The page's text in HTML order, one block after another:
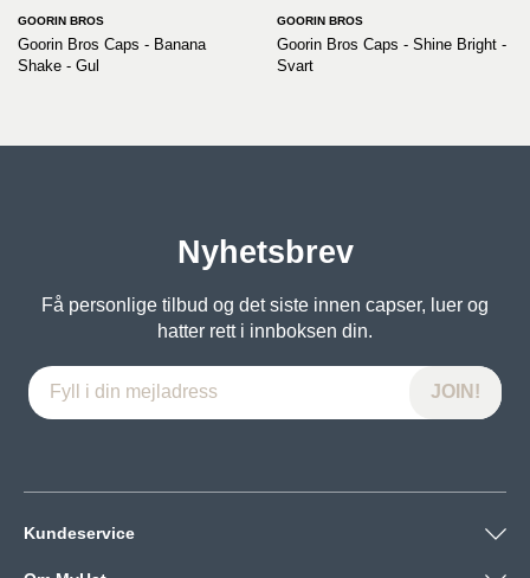
GOORIN BROS
Goorin Bros Caps - Banana
Shake - Gul
GOORIN BROS
Goorin Bros Caps - Shine Bright -
Svart
Nyhetsbrev
Få personlige tilbud og det siste innen capser, luer og
hatter rett i innboksen din.
Kundeservice